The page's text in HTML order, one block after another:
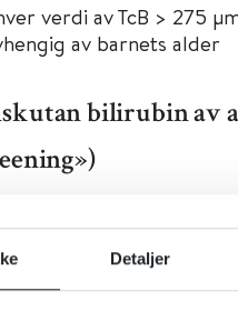
Detaljer
verdi av TcB > 275
av barnets alder
bilirubin av
med TSB kan tas i
screeningen. Indikasjon